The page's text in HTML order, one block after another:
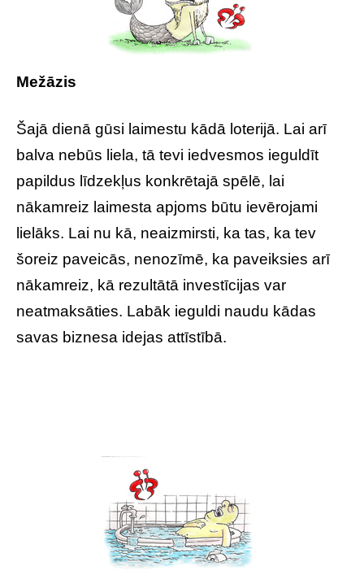
Mežāzis
Šajā dienā gūsi laimestu kādā loterijā. Lai arī
balva nebūs liela, tā tevi iedvesmos ieguldīt
papildus līdzekļus konkrētajā spēlē, lai
nākamreiz laimesta apjoms būtu ievērojami
lielāks. Lai nu kā, neaizmirsti, ka tas, ka tev
šoreiz paveicās, nenozīmē, ka paveiksies arī
nākamreiz, kā rezultātā investīcijas var
neatmaksāties. Labāk ieguldi naudu kādas
savas biznesa idejas attīstībā.